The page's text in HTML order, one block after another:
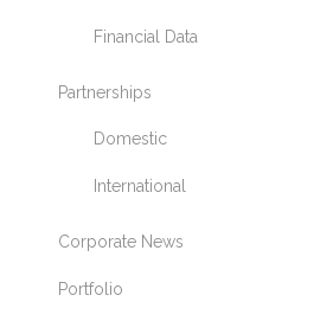
Financial Data
Partnerships
Domestic
International
Corporate News
Portfolio